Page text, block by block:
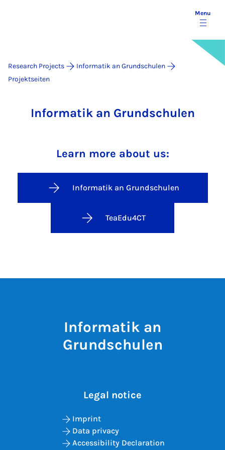
Menu
Research Projects
Informatik an Grundschulen
Projektseiten
Informatik an Grundschulen
Learn more about us:
Informatik an Grundschulen
TeaEdu4CT
Informatik an
Grundschulen
Legal notice
Imprint
Data privacy
Accessibility Declaration